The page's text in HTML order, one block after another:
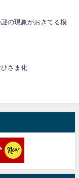
謎の現象がおきてる模
ひさま化